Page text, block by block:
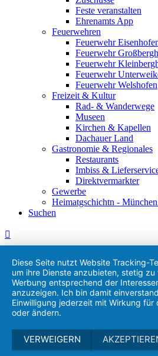
Feste veranstalten
Ehrenamts App
Feuerwehren
Feuerwehr
Feuerwehr
Feuerwehr
Feuerwehr
Feuerwehr Welshofen
Freizeit & Kultur
Rad- & Wanderwege
Museen
Kirchen & Kapellen
Dachauer Land
Gastronomie & Regionales
Restaurants
Imbiss &
Direktvermarkter
Gewerbe
Heimatgschichtn -
Suchen
Diese Seite nutzt Website Tracking-
um ihre Dienste anzubieten, stetig zu
Werbung entsprechend der
anzuzeigen. Ich bin damit
Einwilligung jederzeit mit Wirkung
oder ändern.
VERWEIGERN